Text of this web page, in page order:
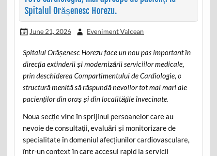
Spitalul Orășenesc Horezu.
June 21, 2026 Eveniment Valcean
Spitalul Orășenesc Horezu face un nou pas important în
direcția extinderii și modernizării serviciilor medicale,
prin deschiderea Compartimentului de Cardiologie, o
structură menită să răspundă nevoilor tot mai mari ale
pacienților din oraș și din localitățile învecinate.
Noua secție vine în sprijinul persoanelor care au
nevoie de consultații, evaluări și monitorizare de
specialitate în domeniul afecțiunilor cardiovasculare,
într-un context în care accesul rapid la servicii